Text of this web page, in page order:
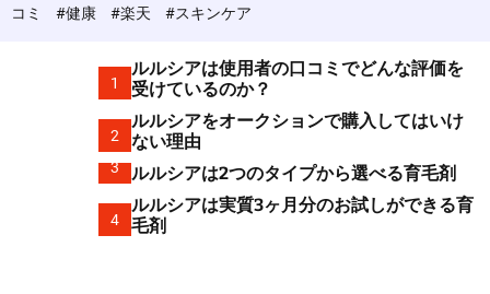
o
o
コミ
#健康 #楽天 #スキンケア
1
ルルシアは使用者の口コミでどんな評価を
受けているのか？
2
ルルシアをオークションで購入してはいけ
ない理由
3 ルルシアは2つのタイプから選べる育毛剤
4
ルルシアは実質3ヶ月分のお試しができる育
毛剤